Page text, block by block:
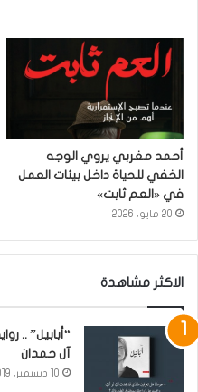
أحمد مغربي يروي الوجه
الخفي للحياة داخل بيئات العمل
في «العم ثابت»
20 مايو، 2026
الاكثر مشاهدة
“أبابيل” ..
آل حمدان
10 ديسمبر، 2019